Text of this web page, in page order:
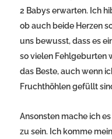
2 Babys erwarten. Ich
ob auch beide Herzen
uns bewusst, dass es
so vielen Fehlgeburten
das Beste, auch wenn
Fruchthöhlen gefüllt
Ansonsten mache ich
zu sein. Ich komme